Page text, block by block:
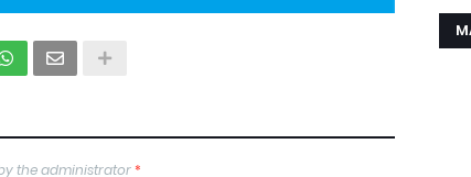
the administrator*